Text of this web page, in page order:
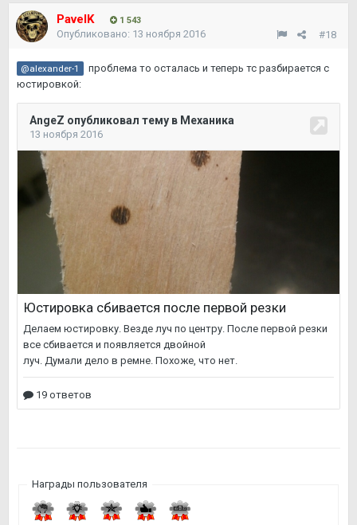
PavelK 1 543
#18
Опубликовано: 13 ноября 2016
@alexander-1
проблема то осталась и теперь тс разбирается с
юстировкой:
Награды пользователя